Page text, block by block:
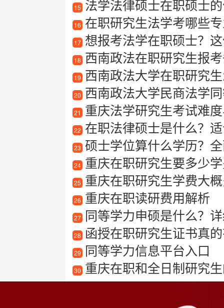
15 法学法律硕士在职硕士
16 在职研究生法学考哪些
17 想报考法学在职硕士？
18 西南政法在职研究生报
19 西南政法大学在职研究
20 西南政法大学民商法学
21 重庆法学研究生考试难
22 在职法律硕士是什么？
23 硕士学位算什么学历？
24 重庆在职研究生要多少
25 重庆在职研究生学费大
26 重庆在职读研费用解析
27 同等学力申硕是什么？
28 函授在职研究生证书真的有
29 同等学力信息平台入口
30 重庆在职和全日制研究